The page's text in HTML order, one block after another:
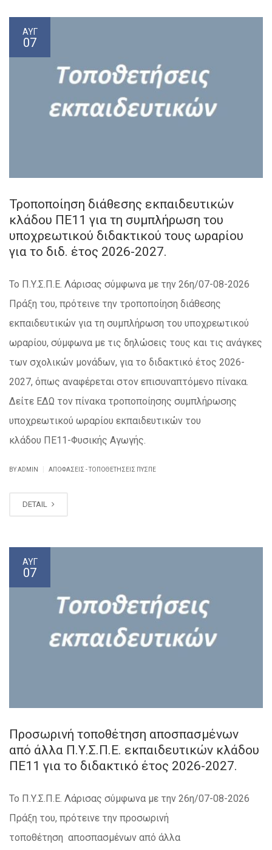
ΑΥΓ
07
Τροποποίηση διάθεσης εκπαιδευτικών
κλάδου ΠΕ11 για τη συμπλήρωση του
υποχρεωτικού διδακτικού τους ωραρίου
για το διδ. έτος 2026-2027.
Το Π.Υ.Σ.Π.Ε. Λάρισας σύμφωνα με την 26η/07-08-2026
Πράξη του, πρότεινε την τροποποίηση διάθεσης
εκπαιδευτικών για τη συμπλήρωση του υποχρεωτικού
ωραρίου, σύμφωνα με τις δηλώσεις τους και τις ανάγκες
των σχολικών μονάδων, για το διδακτικό έτος 2026-
2027, όπως αναφέρεται στον επισυναπτόμενο πίνακα.
Δείτε ΕΔΩ τον πίνακα τροποποίησης συμπλήρωσης
υποχρεωτικού ωραρίου εκπαιδευτικών του
κλάδου ΠΕ11-Φυσικής Αγωγής.
BY ADMIN ΑΠΟΦΆΣΕΙΣ - ΤΟΠΟΘΕΤΉΣΕΙΣ ΠΥΣΠΕ
DETAIL
ΑΥΓ
07
Προσωρινή τοποθέτηση αποσπασμένων
από άλλα Π.Υ.Σ.Π.Ε. εκπαιδευτικών κλάδου
ΠΕ11 για το διδακτικό έτος 2026-2027.
Το Π.Υ.Σ.Π.Ε. Λάρισας σύμφωνα με την 26η/07-08-2026
Πράξη του, πρότεινε την προσωρινή
τοποθέτηση αποσπασμένων από άλλα